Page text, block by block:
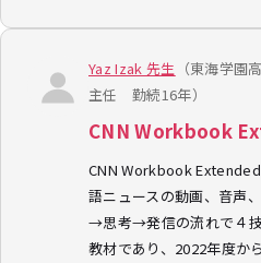
Yaz Izak 先生 （東海学
主任 勤続16年）
CNN Workbook
CNN Workbook
語ニュースの動画、音声
→思考→発信の流れで４
教材であり、2022年度か